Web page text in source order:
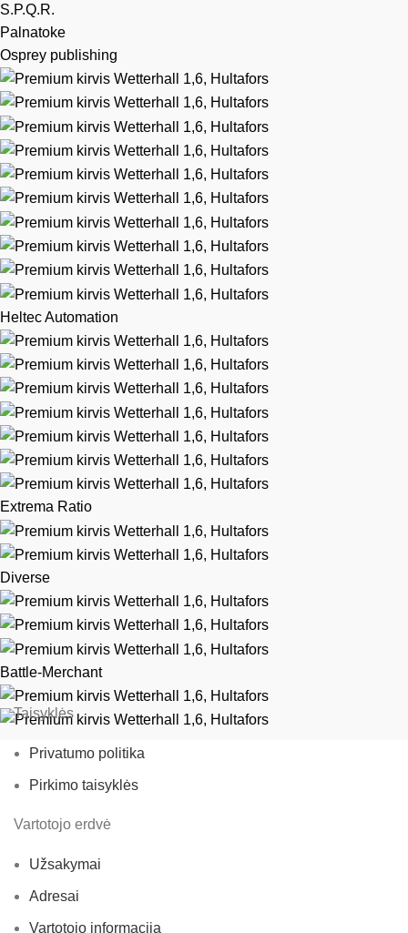
S.P.Q.R.
Palnatoke
Osprey publishing
Heltec Automation
Extrema Ratio
Diverse
Battle-Merchant
Taisyklės
Privatumo politika
Pirkimo taisyklės
Vartotojo erdvė
Užsakymai
Adresai
Vartotojo informacija